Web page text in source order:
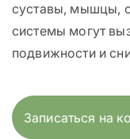
суставы, мышцы,
системы могут
подвижности и
Записаться на